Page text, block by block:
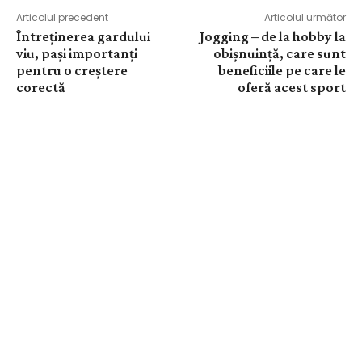
Articolul precedent
Întreținerea gardului
viu, pași importanți
pentru o creștere
corectă
Articolul următor
Jogging – de la hobby la
obișnuință, care sunt
beneficiile pe care le
oferă acest sport